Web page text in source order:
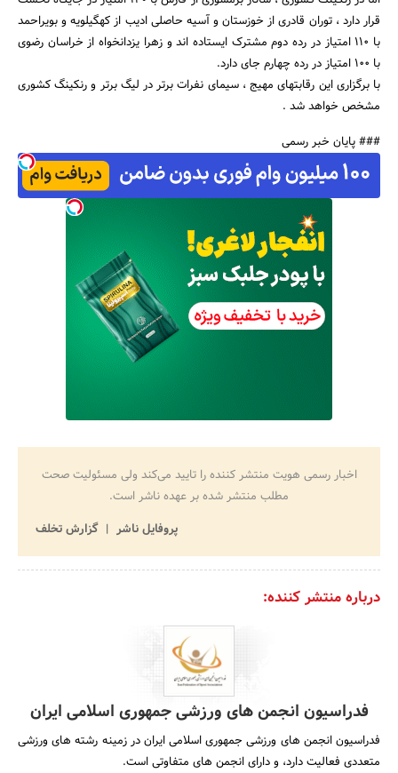
قرار دارد ، توران قادری از خوزستان و آسیه حاصلی ادیب از کهگیلویه و بویراحمد
با 110 امتیاز در رده دوم مشترک ایستاده اند و زهرا یزدانخواه از خراسان رضوی
با 100 امتیاز در رده چهارم جای دارد.
با برگزاری این رقابتهای مهیج ، سیمای نفرات برتر در لیگ برتر و رنکینگ کشوری
مشخص خواهد شد .
### پایان خبر رسمی
اخبار رسمی هویت منتشر کننده را تایید می‌کند ولی مسئولیت صحت
مطلب منتشر شده بر عهده ناشر است.
پروفایل ناشر
گزارش تخلف
درباره منتشر کننده:
فدراسیون انجمن های ورزشی جمهوری اسلامی ایران
فدراسیون انجمن های ورزشی جمهوری اسلامی ایران در زمینه رشته های ورزشی
متعددی فعالیت دارد، و دارای انجمن های متفاوتی است.